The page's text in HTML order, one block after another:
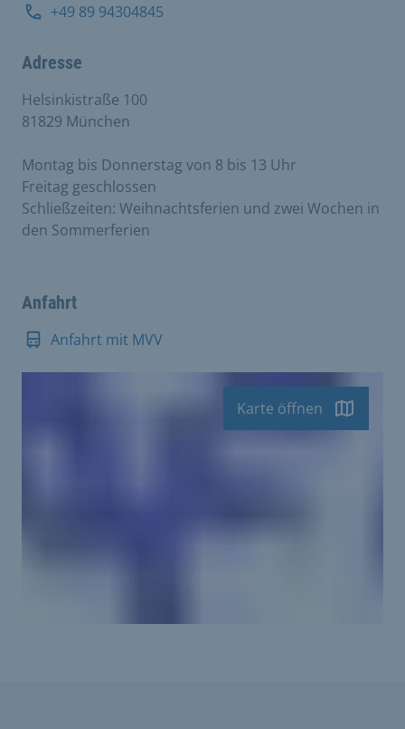
+49 89 94304845
Adresse
Helsinkistraße 100
81829 München
Montag bis Donnerstag von 8 bis 13 Uhr
Freitag geschlossen
Schließzeiten: Weihnachtsferien und zwei Wochen in
den Sommerferien
Anfahrt
Anfahrt mit MVV
Karte öffnen